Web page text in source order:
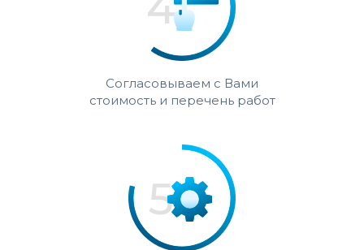
Согласовываем с Вами
стоимость и перечень работ